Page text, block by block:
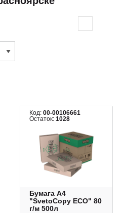
Код:00-00106661
Остаток:1028
Бумага А4
"SvetoCopy ECO" 80
г/м 500л